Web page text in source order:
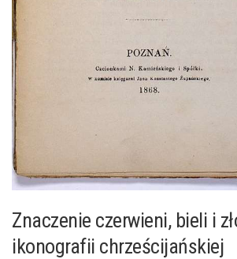
Znaczenie czerwieni, bieli i
ikonografii ​chrześcijańskiej